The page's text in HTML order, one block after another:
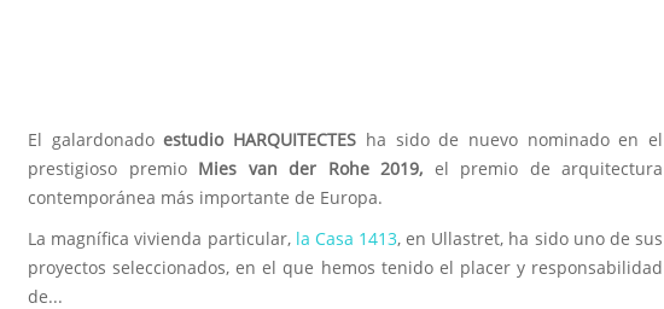
El galardonadoestudio HARQUITECTES ha sido de nuevo nominado en el
prestigioso premio Mies van der Rohe 2019, el premio de arquitectura
contemporánea más importante de Europa.
La magnífica vivienda particular, la Casa 1413, en Ullastret, ha sido uno de sus
proyectos seleccionados, en el que hemos tenido el placer y responsabilidad
de...